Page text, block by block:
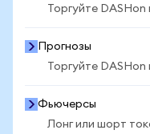
Торгуйте
Прогнозы
Торгуйте
Фьючерсы
Лонг или шорт